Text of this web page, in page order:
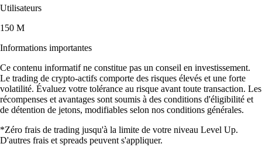
Utilisateurs
150 M
Informations importantes
Ce contenu informatif ne constitue pas un conseil en investissement.
Le trading de crypto-actifs comporte des risques élevés et une forte
volatilité. Évaluez votre tolérance au risque avant toute transaction. Les
récompenses et avantages sont soumis à des conditions d'éligibilité et
de détention de jetons, modifiables selon nos conditions générales.
*Zéro frais de trading jusqu'à la limite de votre niveau Level Up.
D'autres frais et spreads peuvent s'appliquer.